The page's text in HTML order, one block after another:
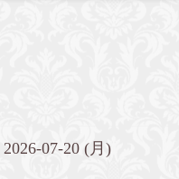
2026-07-20 (月)